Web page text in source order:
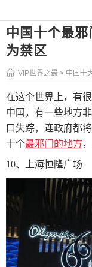
中国十个最
为禁区
VIP世界之最 > 中国十
在这个世界上，有
中国，有一些地方
口失踪，连政府都
十个最邪门的地方
10、上海恒隆广场